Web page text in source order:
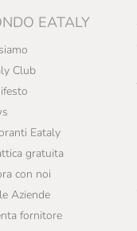
EATALY
Club
Eataly
gratuita
con noi
Aziende
fornitore